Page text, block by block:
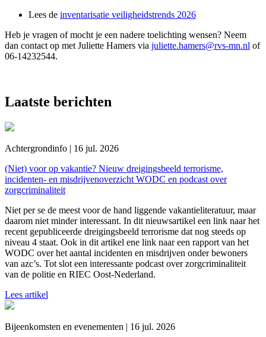
Lees de inventarisatie veiligheidstrends 2026
Heb je vragen of mocht je een nadere toelichting wensen? Neem
dan contact op met Juliette Hamers via juliette.hamers@rvs-mn.nl of
06-14232544.
Laatste berichten
Achtergrondinfo | 16 jul. 2026
(Niet) voor op vakantie? Nieuw dreigingsbeeld terrorisme,
incidenten- en misdrijvenoverzicht WODC en podcast over
zorgcriminaliteit
Niet per se de meest voor de hand liggende vakantieliteratuur, maar
daarom niet minder interessant. In dit nieuwsartikel een link naar het
recent gepubliceerde dreigingsbeeld terrorisme dat nog steeds op
niveau 4 staat. Ook in dit artikel ene link naar een rapport van het
WODC over het aantal incidenten en misdrijven onder bewoners
van azc’s. Tot slot een interessante podcast over zorgcriminaliteit
van de politie en RIEC Oost-Nederland.
Lees artikel
Bijeenkomsten en evenementen | 16 jul. 2026